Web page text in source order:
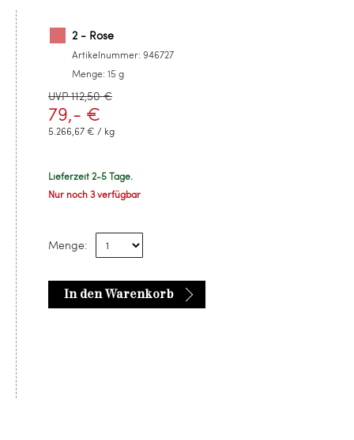
2 - Rose
Artikelnummer: 946727
Menge: 15 g
UVP 112,50 €
79,- €
5.266,67 € / kg
Lieferzeit 2-5 Tage.
Nur noch 3 verfügbar
Menge:
In den Warenkorb